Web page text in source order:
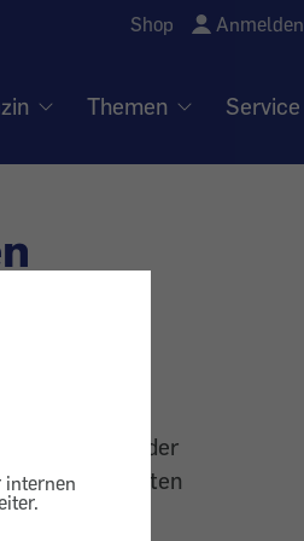
internen
Shop Anmelden
Themen Service
für kürzere oder
abläuft, sollten